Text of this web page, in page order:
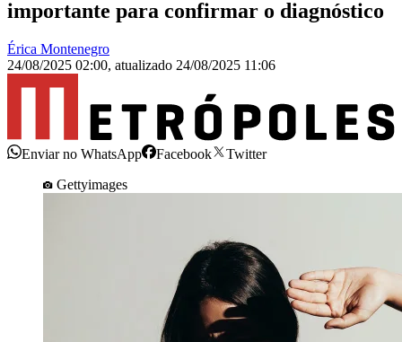
importante para confirmar o diagnóstico
Érica Montenegro
24/08/2025 02:00, atualizado 24/08/2025 11:06
Enviar no WhatsApp Facebook
Twitter
Gettyimages